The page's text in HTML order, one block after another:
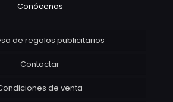
Conócenos
de regalos publicitarios
Contactar
de venta